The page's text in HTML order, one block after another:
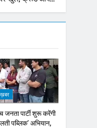
जनता पार्टी शुरू करेंगी
पब्लिक’ अभियान,